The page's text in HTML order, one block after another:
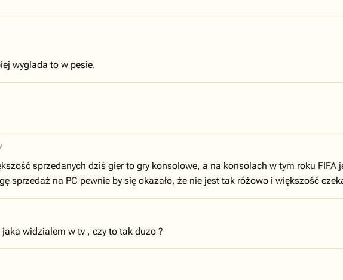
wyglada to w pesie.
sprzedanych dziś gier to gry konsolowe, a na konsolach w tym roku FIFA
sprzedaż na PC pewnie by się okazało, że nie jest tak różowo i większość
widzialem w tv , czy to tak duzo ?